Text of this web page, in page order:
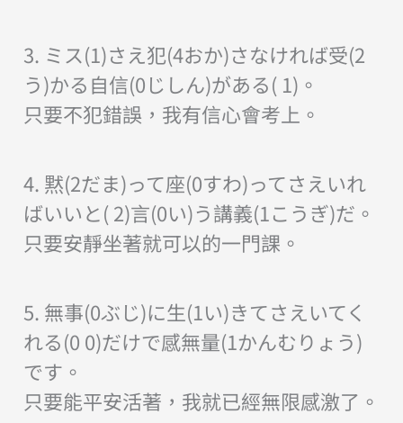
3. ミス(1)さえ犯(4おか)さなければ受(2
う)かる自信(0じしん)がある( 1)。
只要不犯錯誤，我有信心會考上。
4. 黙(2だま)って座(0すわ)ってさえいれ
ばいいと( 2)言(0い)う講義(1こうぎ)だ。
只要安靜坐著就可以的一門課。
5. 無事(0ぶじ)に生(1い)きてさえいてく
れる(0 0)だけで感無量(1かんむりょう)
です。
只要能平安活著，我就已經無限感激了。